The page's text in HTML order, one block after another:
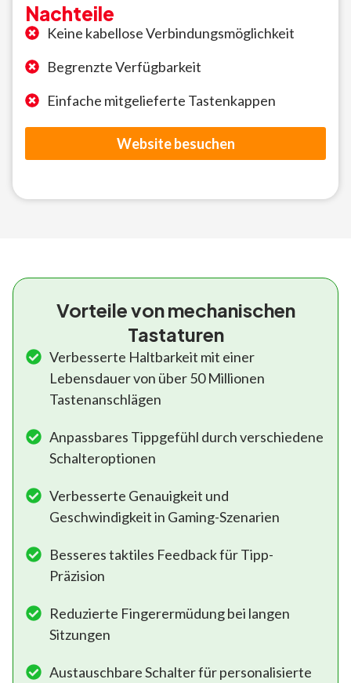
Nachteile
Keine kabellose Verbindungsmöglichkeit
Begrenzte Verfügbarkeit
Einfache mitgelieferte Tastenkappen
Website besuchen
Vorteile von mechanischen
Tastaturen
Verbesserte Haltbarkeit mit einer
Lebensdauer von über 50 Millionen
Tastenanschlägen
Anpassbares Tippgefühl durch verschiedene
Schalteroptionen
Verbesserte Genauigkeit und
Geschwindigkeit in Gaming-Szenarien
Besseres taktiles Feedback für Tipp-
Präzision
Reduzierte Fingerermüdung bei langen
Sitzungen
Austauschbare Schalter für personalisierte